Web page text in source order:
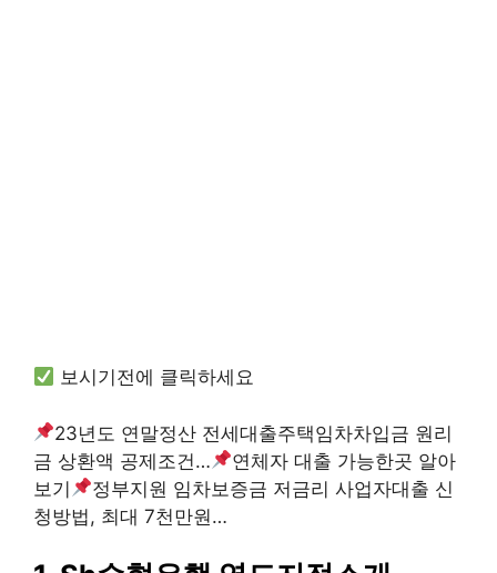
보시기전에 클릭하세요
23년도 연말정산 전세대출주택임차차입금 원리
금 상환액 공제조건…
연체자 대출 가능한곳 알아
보기
정부지원 임차보증금 저금리 사업자대출 신
청방법, 최대 7천만원…